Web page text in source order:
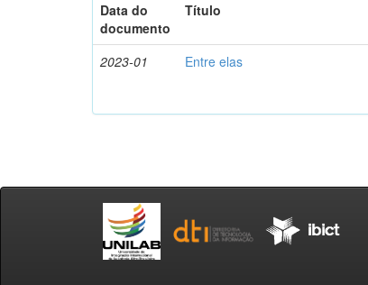
Data do
documento
Título
2023-01 Entre elas